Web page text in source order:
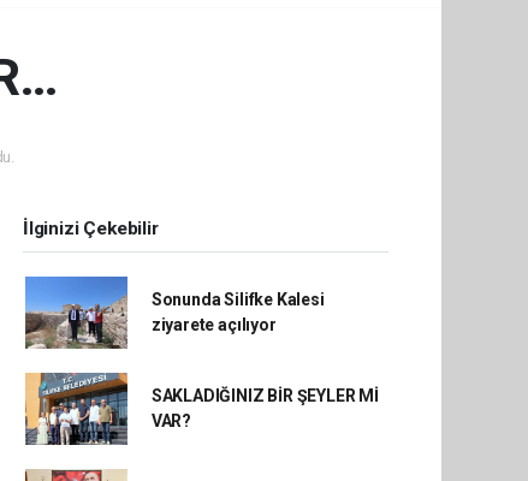
İlginizi Çekebilir
Sonunda Silifke Kalesi
ziyarete açılıyor
SAKLADIĞINIZ BİR ŞEYLER Mİ
VAR?